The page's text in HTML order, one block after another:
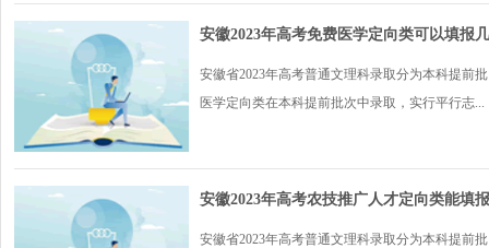
安徽2023年高考免费医学定向类可以填报
安徽省2023年高考普通文理科录取分为本科提前
医学定向类在本科提前批次中录取，实行平行志...
安徽2023年高考农技推广人才定向类能填
安徽省2023年高考普通文理科录取分为本科提前